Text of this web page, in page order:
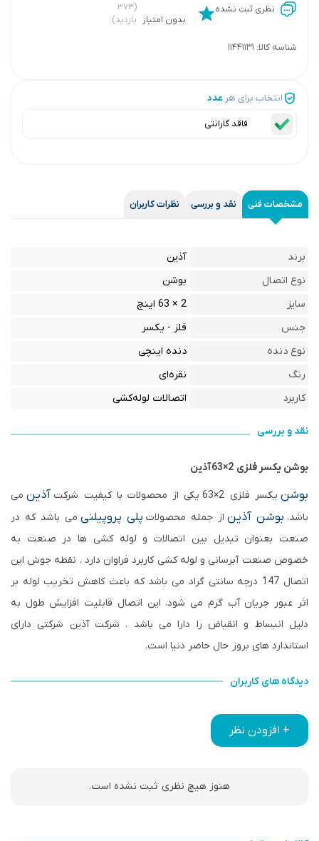
نظری ثبت نشده
بدون امتیاز
(۳۷۳
بازدید)
شناسه کالا: 11441131
انتخاب برای هر عدد
فاقد گارانتی
مشخصات فنی نقد و بررسی نظرات کاربران
برند
آذین
نوع اتصال
بوشن
سایز
2 × 63 اینچ
جنس
فلز - یکسر
نوع دنده
دنده اینچی
رنگ
نقره‌ای
کاربرد
اتصالات لوله‌کشی
نقد و بررسی
بوشن یکسر فلزی 2×63 آذین
بوشن یکسر فلزی 2×63 یکی از محصولات با کیفیت شرکت آذینمی
باشد. بوشن آذین از جمله محصولات پلی پروپیلنی می باشد که در
صنعت بعنوان تبدیل بین اتصالات و لوله کشی ها در صنعت به
خصوص صنعت آبرسانی و لوله کشی کاربرد فراوان دارد . نقطه جوش این
اتصال 147 درجه سانتی گراد می باشد که باعث کاهش تخریب لوله بر
اثر عبور جریان آب گرم می شود. این اتصال قابلیت افزایش طول به
دلیل انبساط و انقباض را دارا می باشد . شرکت آذین شرکتی دارای
استاندارد های بروز حال حاضر دنیا است.
دیدگاه های کاربران
+ افزودن نظر
هنوز هیچ نظری ثبت نشده است.